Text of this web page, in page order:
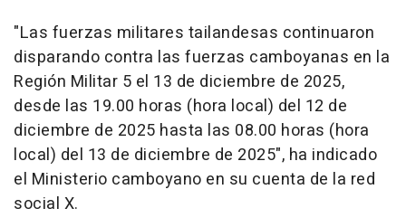
"Las fuerzas militares tailandesas continuaron
disparando contra las fuerzas camboyanas en la
Región Militar 5 el 13 de diciembre de 2025,
desde las 19.00 horas (hora local) del 12 de
diciembre de 2025 hasta las 08.00 horas (hora
local) del 13 de diciembre de 2025", ha indicado
el Ministerio camboyano en su cuenta de la red
social X.